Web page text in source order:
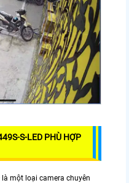
S-LED PHÙ HỢP
là một loại camera chuyên